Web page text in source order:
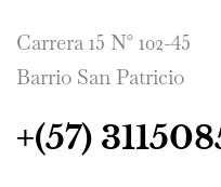
Carrera 15 N° 102-45
Barrio San Patricio
+(57)